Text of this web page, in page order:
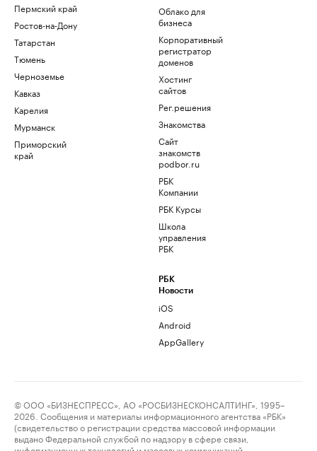
Пермский край
Ростов-на-Дону
Татарстан
Тюмень
Черноземье
Кавказ
Карелия
Мурманск
Приморский
край
Облако для
бизнеса
Корпоративный
регистратор
доменов
Хостинг
сайтов
Рег.решения
Знакомства
Сайт
знакомств
podbor.ru
РБК
Компании
РБК Курсы
Школа
управления
РБК
РБК
Новости
iOS
Android
AppGallery
© ООО «БИЗНЕСПРЕСС», АО «РОСБИЗНЕСКОНСАЛТИНГ», 1995–
2026. Сообщения и материалы информационного агентства «РБК»
(свидетельство о регистрации средства массовой информации
выдано Федеральной службой по надзору в сфере связи,